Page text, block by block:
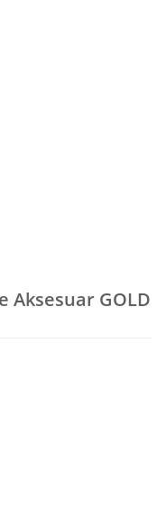
Aksesuar GOLD